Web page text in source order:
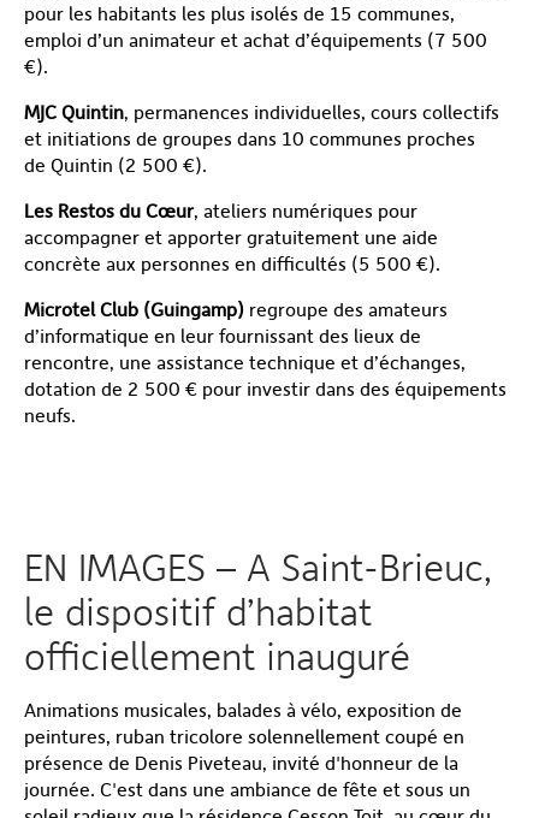
pour les habitants les plus isolés de 15 communes,
emploi d’un animateur et achat d’équipements (7 500
€).
MJC Quintin, permanences individuelles, cours collectifs
et initiations de groupes dans 10 communes proches
de Quintin (2 500 €).
Les Restos du Cœur, ateliers numériques pour
accompagner et apporter gratuitement une aide
concrète aux personnes en difficultés (5 500 €).
Microtel Club (Guingamp) regroupe des amateurs
d’informatique en leur fournissant des lieux de
rencontre, une assistance technique et d’échanges,
dotation de 2 500 € pour investir dans des équipements
neufs.
EN IMAGES – A Saint-Brieuc,
le dispositif d’habitat
officiellement inauguré
Animations musicales, balades à vélo, exposition de
peintures, ruban tricolore solennellement coupé en
présence de Denis Piveteau, invité d'honneur de la
journée. C'est dans une ambiance de fête et sous un